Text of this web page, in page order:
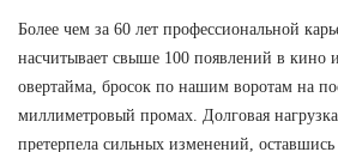
Более чем за 60 лет профессиональной
насчитывает свыше 100 появлений в кино
овертайма, бросок по нашим воротам на
миллиметровый промах. Долговая
претерпела сильных изменений,